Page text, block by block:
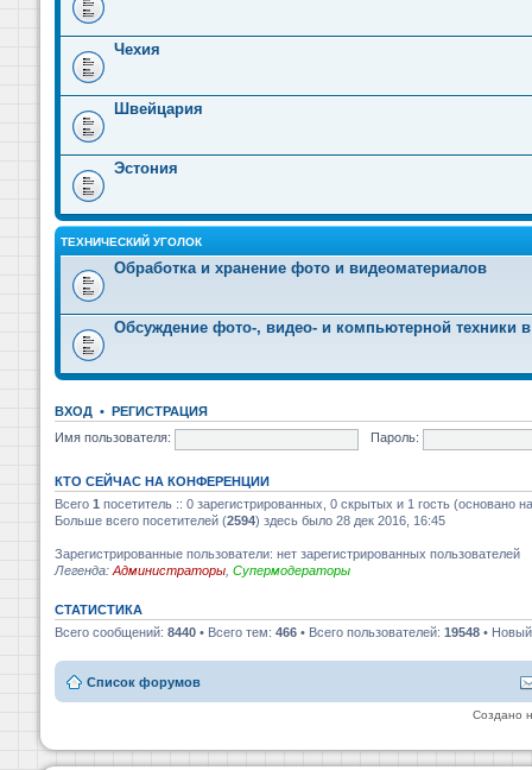
Чехия
Швейцария
Эстония
ТЕХНИЧЕСКИЙ УГОЛОК
Обработка и хранение фото и видеоматериалов
Обсуждение фото-, видео- и компьютерной техники в
ВХОД • РЕГИСТРАЦИЯ
Имя пользователя:
Пароль:
КТО СЕЙЧАС НА КОНФЕРЕНЦИИ
Всего 1 посетитель :: 0 зарегистрированных, 0 скрытых и 1 гость (основано
Больше всего посетителей (2594) здесь было 28 дек 2016, 16:45
Зарегистрированные пользователи: нет зарегистрированных пользователей
Легенда: Администраторы Супермодераторы
СТАТИСТИКА
Всего сообщений: 8440 • Всего тем: 466 • Всего пользователей: 19548 •
Список форумов
Создано